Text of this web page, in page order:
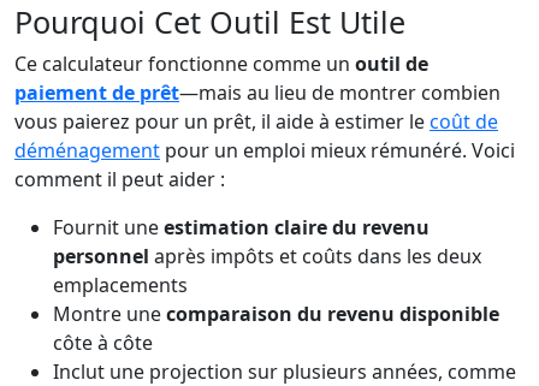
Pourquoi Cet Outil Est Utile
Ce calculateur fonctionne comme un outil de
paiement de prêt—mais au lieu de montrer combien
vous paierez pour un prêt, il aide à estimer lecoût de
déménagement pour un emploi mieux rémunéré. Voici
comment il peut aider :
Fournit uneestimation claire du revenu
personnel après impôts et coûts dans les deux
emplacements
Montre unecomparaison du revenu disponible
côte à côte
Inclut une projection sur plusieurs années, comme